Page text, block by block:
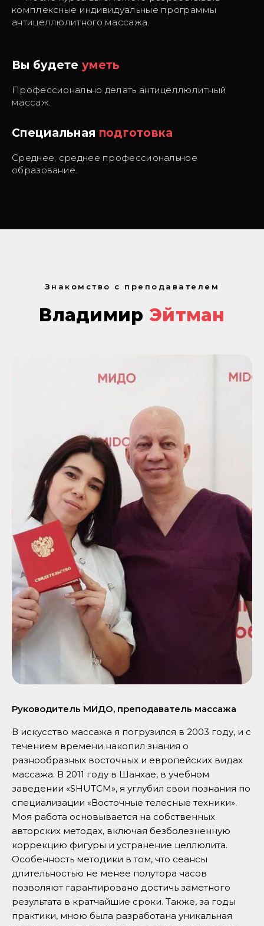
комплексные индивидуальные программы
антицеллюлитного массажа.
Вы будете уметь
Профессионально делать антицеллюлитный
массаж.
Специальная подготовка
Среднее, среднее профессиональное
образование.
Знакомство с преподавателем
Владимир Эйтман
Руководитель МИДО, преподаватель массажа
В искусство массажа я погрузился в 2003 году, и с
течением времени накопил знания о
разнообразных восточных и европейских видах
массажа. В 2011 году в Шанхае, в учебном
заведении «SHUTCM», я углубил свои познания по
специализации «Восточные телесные техники».
Моя работа основывается на собственных
авторских методах, включая безболезненную
коррекцию фигуры и устранение целлюлита.
Особенность методики в том, что сеансы
длительностью не менее полутора часов
позволяют гарантировано достичь заметного
результата в кратчайшие сроки. Также, за годы
практики, мною была разработана уникальная